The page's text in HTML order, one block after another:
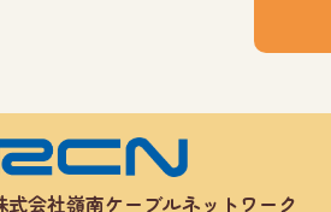
式会社嶺南ケーブルネットワーク